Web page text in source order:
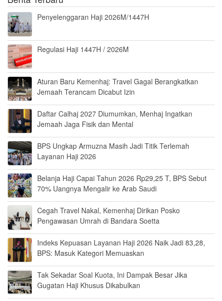
Penyelenggaran Haji 2026M/1447H
Regulasi Haji 1447H / 2026M
Aturan Baru Kemenhaj: Travel Gagal Berangkatkan
Jemaah Terancam Dicabut Izin
Daftar Calhaj 2027 Diumumkan, Menhaj Ingatkan
Jemaah Jaga Fisik dan Mental
BPS Ungkap Armuzna Masih Jadi Titik Terlemah
Layanan Haji 2026
Belanja Haji Capai Tahun 2026 Rp29,25 T, BPS Sebut
70% Uangnya Mengalir ke Arab Saudi
Cegah Travel Nakal, Kemenhaj Dirikan Posko
Pengawasan Umrah di Bandara Soetta
Indeks Kepuasan Layanan Haji 2026 Naik Jadi 83,28,
BPS: Masuk Kategori Memuaskan
Tak Sekadar Soal Kuota, Ini Dampak Besar Jika
Gugatan Haji Khusus Dikabulkan